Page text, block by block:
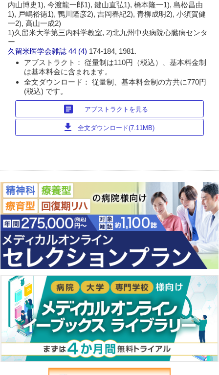
内山博史1), 今渡龍一郎1), 鍵山直弘1), 橋本隆一1), 島松昌由
1), 戸嶋裕徳1), 鴨川隆彦2), 吉岡春紀2), 青柳成明2), 小須賀健
一2), 高山一成2)
1)久留米大学第三内科学教室, 2)北九州中央病院心臓病センタ
ー
久留米医学会雑誌 44 (4) 174-184, 1981.
アブストラクト： 従量制は110円（税込）、基本料金制
は基本料金に含まれます。
全文ダウンロード： 従量制、基本料金制の方共に770円
(税込) です。
article アブストラクトを見る
download 全文ダウンロード(7.11MB)